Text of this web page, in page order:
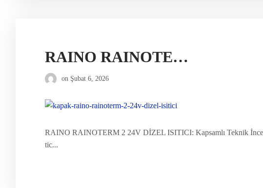
RAINO RAINOTERM 2 24V DİZEL ISITICI
on Şubat 6, 2026
RAINO RAINOTERM 2 24V DİZEL ISITICI: Kapsamlı Teknik
tic...